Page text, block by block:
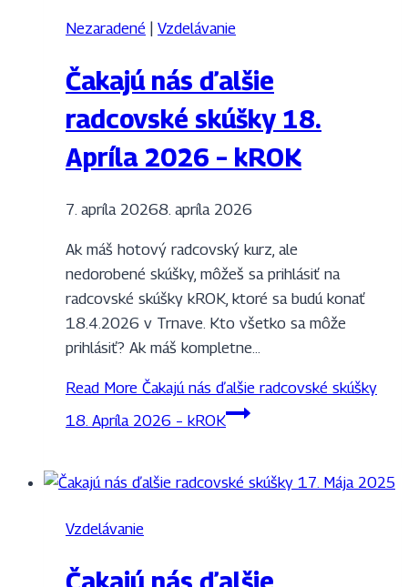
Nezaradené | Vzdelávanie
Čakajú nás ďalšie
radcovské skúšky 18.
Apríla 2026 – kROK
7. apríla 20268. apríla 2026
Ak máš hotový radcovský kurz, ale
nedorobené skúšky, môžeš sa prihlásiť na
radcovské skúšky kROK, ktoré sa budú konať
18.4.2026 v Trnave. Kto všetko sa môže
prihlásiť? Ak máš kompletne…
Read More Čakajú nás ďalšie radcovské skúšky
18. Apríla 2026 – kROK
Vzdelávanie